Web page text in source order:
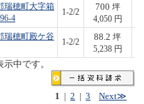
瑞穂町大字箱
4
1-2/2
700 坪
4,050 円
瑞穂町殿ケ谷
1-2/2
88.2 坪
5,238 円
中です。
1 |2 |3 Next≫